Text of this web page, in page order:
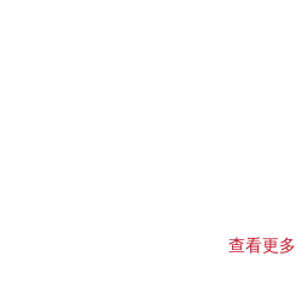
查看更多